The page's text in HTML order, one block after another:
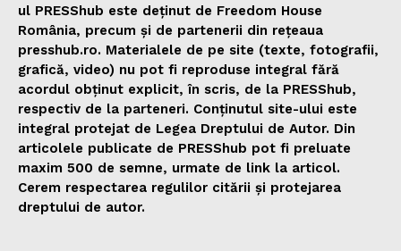
ul PRESShub este deținut de Freedom House
România, precum și de partenerii din rețeaua
presshub.ro. Materialele de pe site (texte, fotografii,
grafică, video) nu pot fi reproduse integral fără
acordul obținut explicit, în scris, de la PRESShub,
respectiv de la parteneri. Conținutul site-ului este
integral protejat de Legea Dreptului de Autor. Din
articolele publicate de PRESShub pot fi preluate
maxim 500 de semne, urmate de link la articol.
Cerem respectarea regulilor citării și protejarea
dreptului de autor.